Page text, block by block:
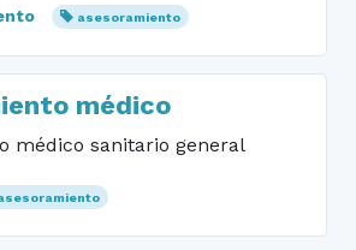
asesoramiento
médico
médico sanitario general